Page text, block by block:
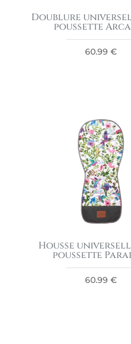
Doublure
poussette
60.99 €
Housse
poussette
60.99 €